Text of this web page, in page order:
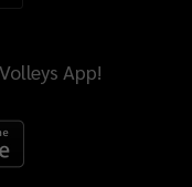
App!